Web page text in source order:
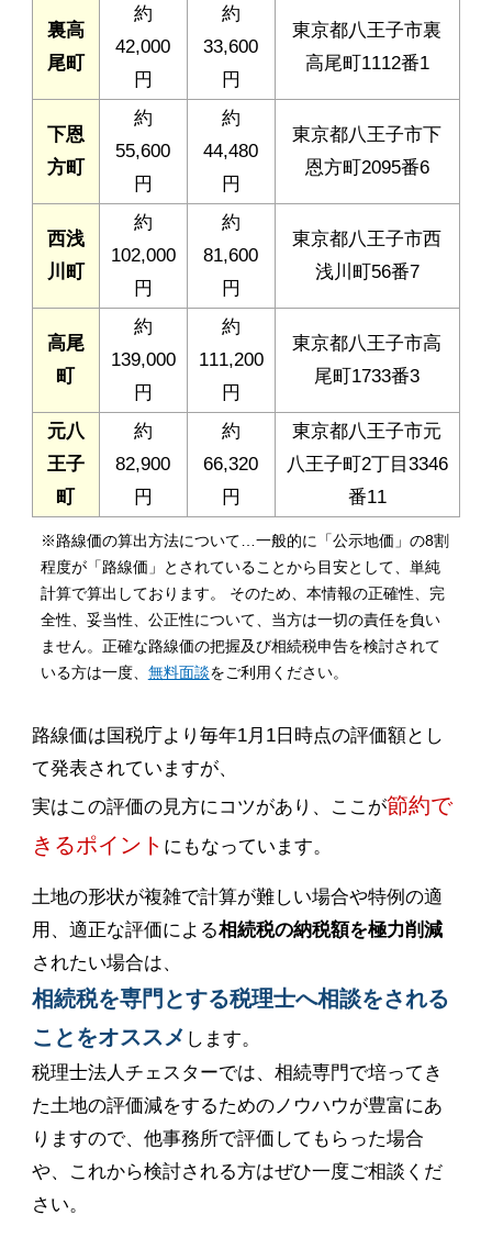
裏高
尾町
約
42,000
円
約
33,600
円
東京都八王子市裏
高尾町1112番1
下恩
方町
約
55,600
円
約
44,480
円
東京都八王子市下
恩方町2095番6
西浅
川町
約
102,000
円
約
81,600
円
東京都八王子市西
浅川町56番7
高尾
町
約
139,000
円
約
111,200
円
東京都八王子市高
尾町1733番3
元八
王子
町
約
82,900
円
約
66,320
円
東京都八王子市元
八王子町2丁目3346
番11
※路線価の算出方法について…一般的に「公示地価」の8割
程度が「路線価」とされていることから目安として、単純
計算で算出しております。 そのため、本情報の正確性、完
全性、妥当性、公正性について、当方は一切の責任を負い
ません。正確な路線価の把握及び相続税申告を検討されて
いる方は一度、 無料面談をご利用ください。
路線価は国税庁より毎年1月1日時点の評価額とし
て発表されていますが、
実はこの評価の見方にコツがあり、ここが節約で
きるポイント にもなっています。
土地の形状が複雑で計算が難しい場合や特例の適
用、適正な評価による相続税の納税額を極力削減
されたい場合は、
相続税を専門とする税理士へ相談をされる
ことをオススメ します。
税理士法人チェスターでは、相続専門で培ってき
た土地の評価減をするためのノウハウが豊富にあ
りますので、他事務所で評価してもらった場合
や、これから検討される方はぜひ一度ご相談くだ
さい。